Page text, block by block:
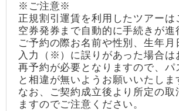
※ご注意※
正規割引運賃を利用したツアーは
空券発券まで自動的に手続きが進
ご予約の際お名前や性別、生年月
入力（※）に誤りがあった場合は
再予約が必要となりますので、パ
と相違が無いようお願いいたしま
なお、ご契約成立後より所定の取
ますのでご注意ください。